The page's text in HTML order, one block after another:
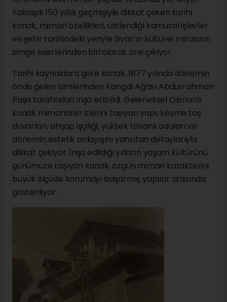
Yaklaşık 150 yıllık geçmişiyle dikkat çeken tarihi
konak, mimari özellikleri, üstlendiği kamusal işlevler
ve şehir tarihindeki yeriyle Sivas’ın kültürel mirasının
simge eserlerinden biri olarak öne çıkıyor.
Tarihi kaynaklara göre konak, 1877 yılında dönemin
önde gelen isimlerinden Kangal Ağası Abdurrahman
Paşa tarafından inşa ettirildi. Geleneksel Osmanlı
konak mimarisinin izlerini taşıyan yapı; kesme taş
duvarları, ahşap işçiliği, yüksek tavanlı odaları ve
dönemin estetik anlayışını yansıtan detaylarıyla
dikkat çekiyor. İnşa edildiği yılların yaşam kültürünü
günümüze taşıyan konak, özgün mimari karakterini
büyük ölçüde korumayı başarmış yapılar arasında
gösteriliyor.